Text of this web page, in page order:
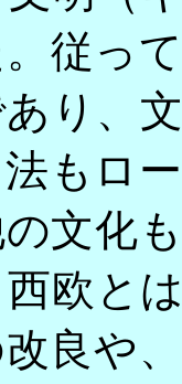
従っ
り、
もロ
文化
欧と
良や